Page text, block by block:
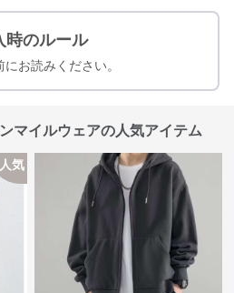
時のルール
お読みください。
マイルウェアの人気アイテム
人気